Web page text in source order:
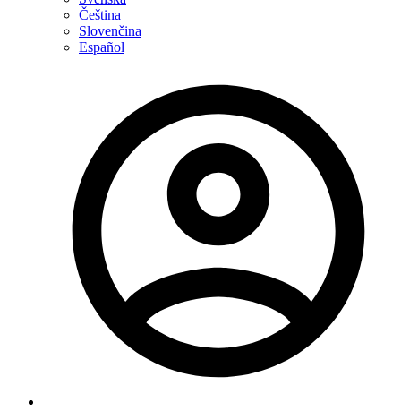
Čeština
Slovenčina
Español